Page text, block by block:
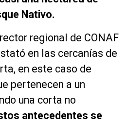
Nativo.
regional de CONAF
en las cercanías de
en este caso de
pertenecen a un
una corta no
antecedentes se